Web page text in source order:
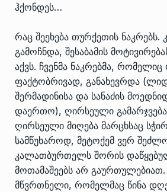
ჰქონდეს…
რაც შეეხება თურქეთის
გამოჩნდა, შესაბამის
აქვს. ჩვენმა ნაკრებმა, რომელიც
ფაქტობრივად, განახევრდა
შერმადინისა და სანაძის
დაერთო), ღირსეული
ღირსეული მიღება მარცხსაც
სამწუხაროდ, მეტოქემ ვერ
კალათბურთელს შორის
მოთამაშეებს არ
მწვრთნელი, რომელმაც წინა